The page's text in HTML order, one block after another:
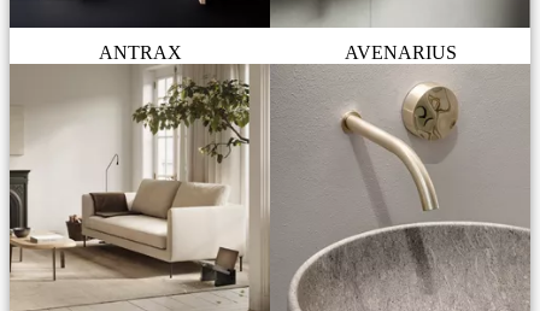
ANTRAX AVENARIUS